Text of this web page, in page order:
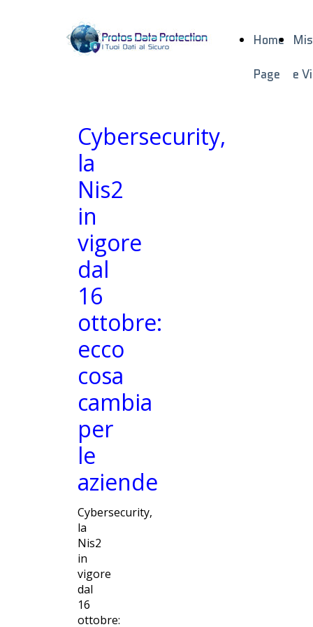
Home
Page e
Cybersecurity,
la
Nis2
in
vigore
dal
16
ottobre:
ecco
cosa
cambia
per
le
aziende
Cybersecurity,
la
Nis2
in
vigore
dal
16
ottobre: